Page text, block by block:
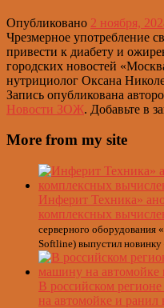
Опубликовано 2 ноября,
Чрезмерное употребление
привести к диабету и
городских новостей
нутрициолог Оксана
Запись опубликована
Новости ЗОЖ. Добавьте в
More from my site
Инферит Техника»
комплексных
серверного
Softline) выпустил
В российском
на автомойке и ранил